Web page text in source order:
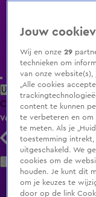
Uitzending Gemist
ClipsFilmsRadio
Volg KIJK
Zoeken
Jouw
Wij en onze29
technieken om
van onze
„Alle cookies
content te kunnen
te verbeteren en
te meten. Als je
toestemming
uitgeschakeld. We
cookies om de
houden. Je kunt dit
om je keuzes te
door op de link